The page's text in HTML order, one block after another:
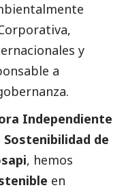
y
a
Independiente
de
, hemos
en